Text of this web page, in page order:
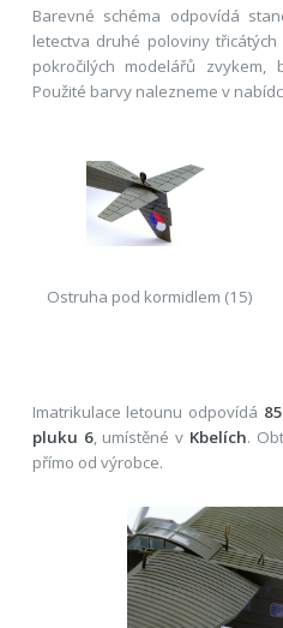
Barevné schéma odpovídá
letectva druhé poloviny
pokročilých modelářů zvykem,
Použité barvy nalezneme v
Ostruha pod kormidlem (15)
Imatrikulace letounu odpovídá
pluku 6, umístěné v Kbelích.
přímo od výrobce.